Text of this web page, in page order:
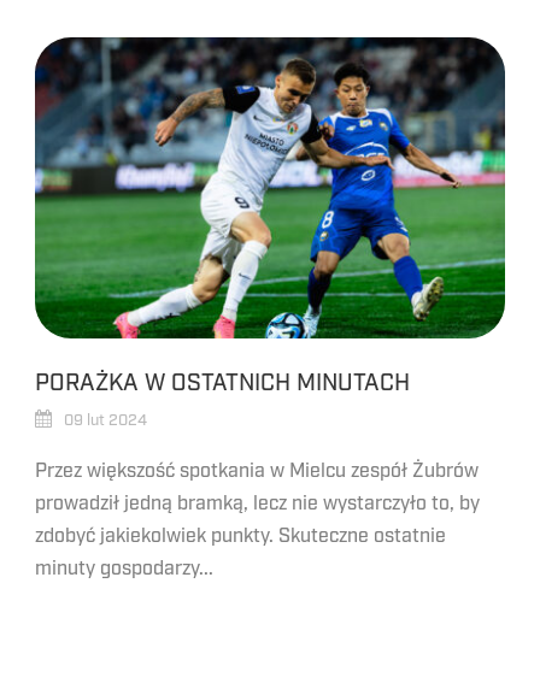
PORAŻKA W OSTATNICH MINUTACH
09 lut 2024
Przez większość spotkania w Mielcu zespół Żubrów
prowadził jedną bramką, lecz nie wystarczyło to, by
zdobyć jakiekolwiek punkty. Skuteczne ostatnie
minuty gospodarzy...